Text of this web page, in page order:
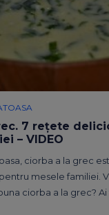
7 rețete
– VIDEO
ciorba a la grec
mesele familiei.
ciorba a la grec?